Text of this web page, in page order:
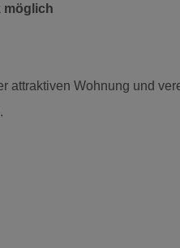
möglich
attraktiven Wohnung und